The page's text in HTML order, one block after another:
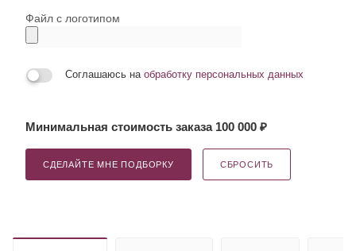
Файл с логотипом
Соглашаюсь на обработку персональных данных
Минимальная стоимость заказа 100 000 ₽
СДЕЛАЙТЕ МНЕ ПОДБОРКУ СБРОСИТЬ